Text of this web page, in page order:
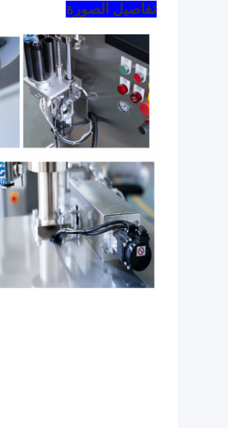
تفاصيل الصورة